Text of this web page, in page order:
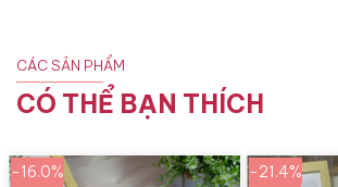
CÁC SẢN PHẨM
CÓ THỂ BẠN THÍCH
-16.0% -21.4%